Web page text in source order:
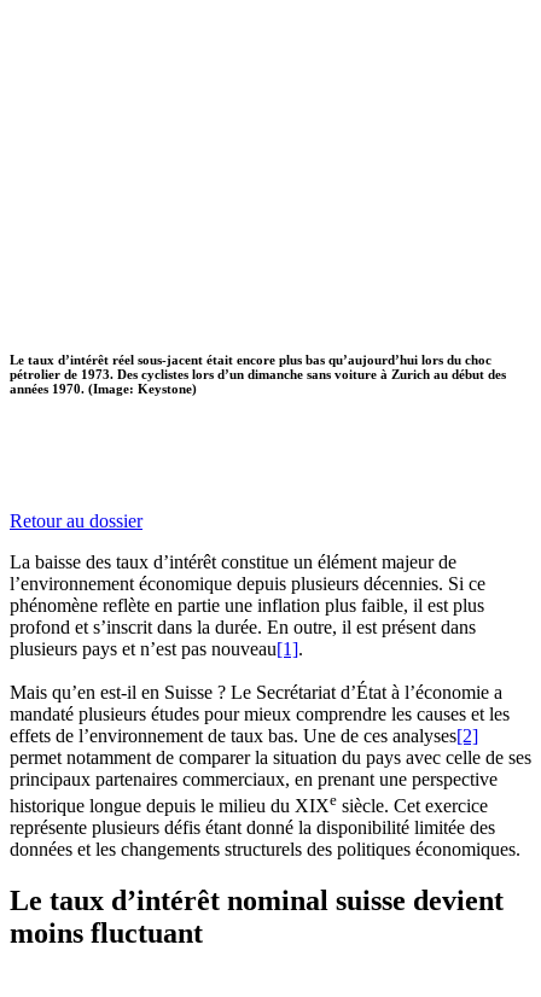
Le taux d’intérêt réel sous-jacent était encore plus bas qu’aujourd’hui lors du choc
pétrolier de 1973. Des cyclistes lors d’un dimanche sans voiture à Zurich au début des
années 1970. (Image: Keystone)
Retour au dossier
La baisse des taux d’intérêt constitue un élément majeur de
l’environnement économique depuis plusieurs décennies. Si ce
phénomène reflète en partie une inflation plus faible, il est plus
profond et s’inscrit dans la durée. En outre, il est présent dans
plusieurs pays et n’est pas nouveau[1].
Mais qu’en est-il en Suisse ? Le Secrétariat d’État à l’économie a
mandaté plusieurs études pour mieux comprendre les causes et les
effets de l’environnement de taux bas. Une de ces analyses[2]
permet notamment de comparer la situation du pays avec celle de ses
principaux partenaires commerciaux, en prenant une perspective
historique longue depuis le milieu du XIXe siècle. Cet exercice
représente plusieurs défis étant donné la disponibilité limitée des
données et les changements structurels des politiques économiques.
Le taux d’intérêt nominal suisse devient
moins fluctuant